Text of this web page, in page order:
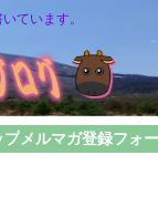
ています。
プメルマガ登録フォ